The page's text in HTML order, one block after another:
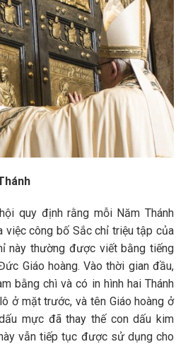
quy định rằng mỗi Năm Thánh
việc công bố Sắc chỉ triệu tập của
này thường được viết bằng tiếng
Giáo hoàng. Vào thời gian đầu,
bằng chì và có in hình hai Thánh
ở mặt trước, và tên Giáo hoàng ở
mực đã thay thế con dấu kim
vẫn tiếp tục được sử dụng cho